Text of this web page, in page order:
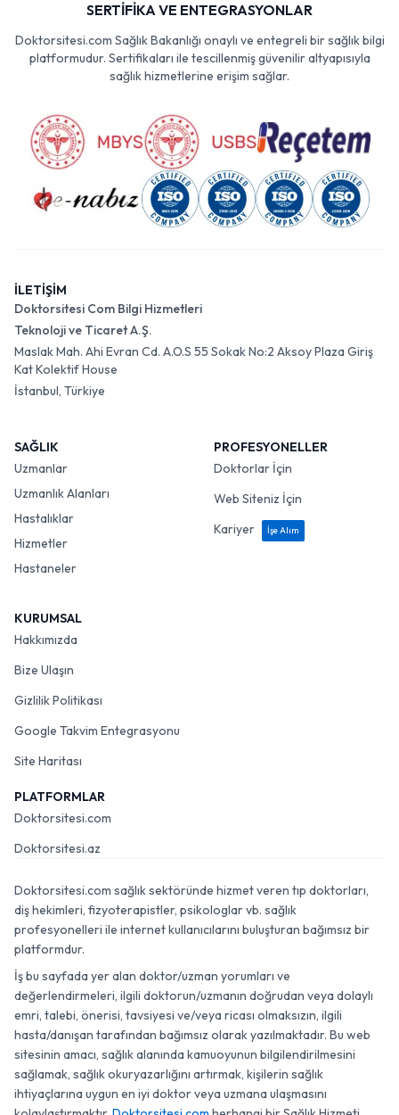
SERTİFİKA VE ENTEGRASYONLAR
Doktorsitesi.com Sağlık Bakanlığı onaylı ve entegreli bir sağlık bilgi
platformudur. Sertifikaları ile tescillenmiş güvenilir altyapısıyla
sağlık hizmetlerine erişim sağlar.
İLETİŞİM
Doktorsitesi Com Bilgi Hizmetleri
Teknoloji ve Ticaret A.Ş.
Maslak Mah. Ahi Evran Cd. A.O.S 55 Sokak No:2 Aksoy Plaza Giriş
Kat Kolektif House
İstanbul, Türkiye
SAĞLIK
Uzmanlar
Uzmanlık Alanları
Hastalıklar
Hizmetler
Hastaneler
PROFESYONELLER
Doktorlar İçin
Web Siteniz İçin
Kariyer
İşe Alım
KURUMSAL
Hakkımızda
Bize Ulaşın
Gizlilik Politikası
Google Takvim Entegrasyonu
Site Haritası
PLATFORMLAR
Doktorsitesi.com
Doktorsitesi.az
Doktorsitesi.com sağlık sektöründe hizmet veren tıp doktorları,
diş hekimleri, fizyoterapistler, psikologlar vb. sağlık
profesyonelleri ile internet kullanıcılarını buluşturan bağımsız bir
platformdur.
İş bu sayfada yer alan doktor/uzman yorumları ve
değerlendirmeleri, ilgili doktorun/uzmanın doğrudan veya dolaylı
emri, talebi, önerisi, tavsiyesi ve/veya ricası olmaksızın, ilgili
hasta/danışan tarafından bağımsız olarak yazılmaktadır. Bu web
sitesinin amacı, sağlık alanında kamuoyunun bilgilendirilmesini
sağlamak, sağlık okuryazarlığını artırmak, kişilerin sağlık
ihtiyaçlarına uygun en iyi doktor veya uzmana ulaşmasını